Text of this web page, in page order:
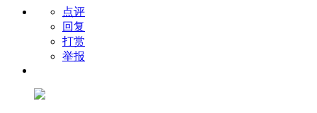
点评
回复
打赏
举报